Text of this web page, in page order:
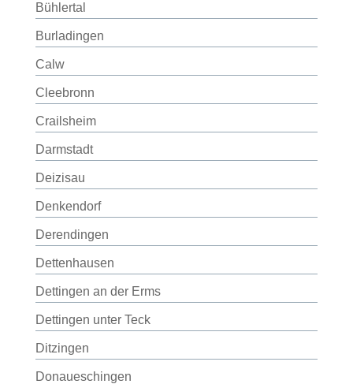
Bühlertal
Burladingen
Calw
Cleebronn
Crailsheim
Darmstadt
Deizisau
Denkendorf
Derendingen
Dettenhausen
Dettingen an der Erms
Dettingen unter Teck
Ditzingen
Donaueschingen